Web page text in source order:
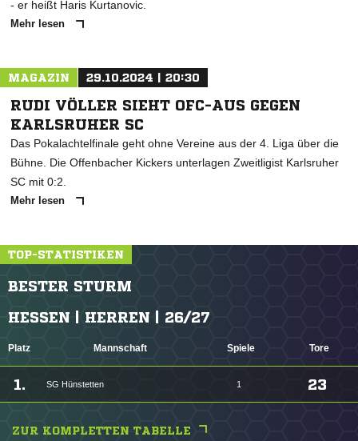
- er heißt Haris Kurtanovic.
Mehr lesen
MAGAZIN 29.10.2024 | 20:30
RUDI VÖLLER SIEHT OFC-AUS GEGEN
KARLSRUHER SC
Das Pokalachtelfinale geht ohne Vereine aus der 4. Liga über die
Bühne. Die Offenbacher Kickers unterlagen Zweitligist Karlsruher
SC mit 0:2.
Mehr lesen
TOP-STATISTIKEN
BESTER STURM
HESSEN | HERREN | 26/27
Platz Mannschaft Spiele Tore
1. SG Hünstetten 1 23
ZUR KOMPLETTEN TABELLE